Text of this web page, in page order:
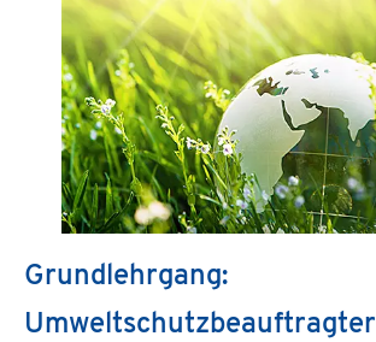
Grundlehrgang:
Umweltschutzbeauftragter